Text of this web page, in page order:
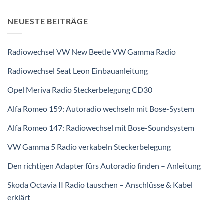
NEUESTE BEITRÄGE
Radiowechsel VW New Beetle VW Gamma Radio
Radiowechsel Seat Leon Einbauanleitung
Opel Meriva Radio Steckerbelegung CD30
Alfa Romeo 159: Autoradio wechseln mit Bose-System
Alfa Romeo 147: Radiowechsel mit Bose-Soundsystem
VW Gamma 5 Radio verkabeln Steckerbelegung
Den richtigen Adapter fürs Autoradio finden – Anleitung
Skoda Octavia II Radio tauschen – Anschlüsse & Kabel
erklärt